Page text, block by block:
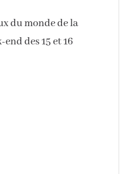
du monde de la
des 15 et 16